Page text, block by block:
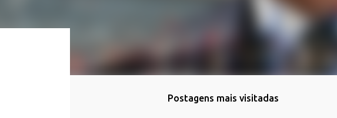
Postagens mais visitadas